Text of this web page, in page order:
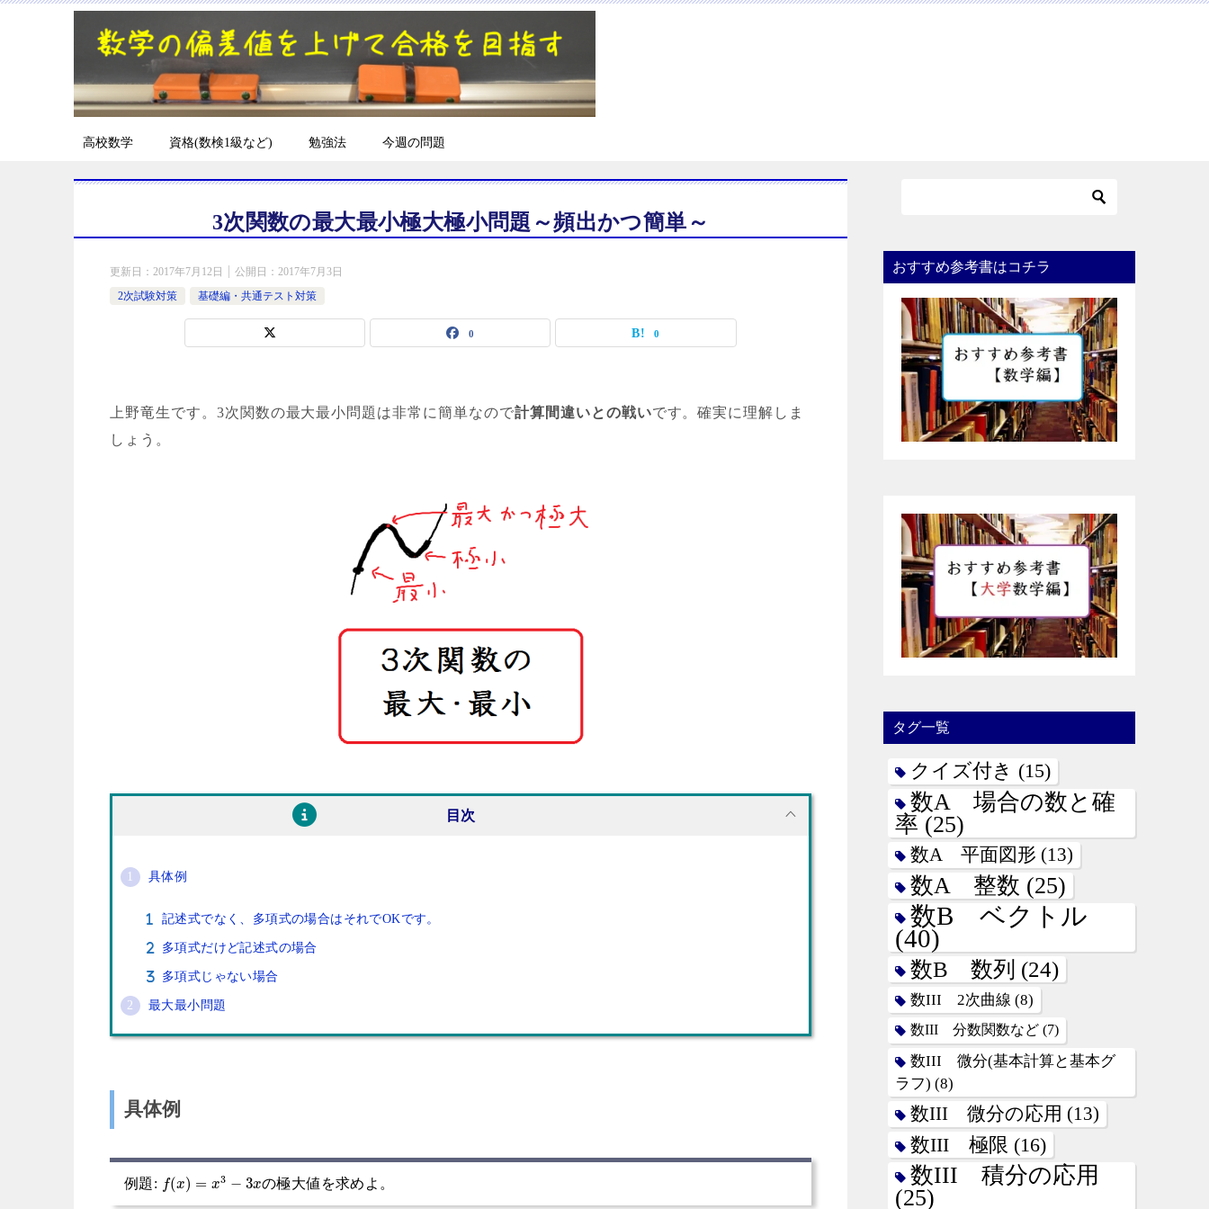
高校数学 資格(数検1級など) 勉強法 今週の問題
3次関数の最大最小極大極小問題～頻出かつ簡単～
更新日： 2017年7月12日 公開日： 2017年7月3日
2次試験対策
基礎編・共通テスト対策
0 0
上野竜生です。3次関数の最大最小問題は非常に簡単なので計算間違いとの戦いです。確実に理解しま
しょう。
目次
具体例
記述式でなく、多項式の場合はそれでOKです。
多項式だけど記述式の場合
多項式じゃない場合
最大最小問題
具体例
例題: f(x) = x3 − 3xの極大値を求めよ。
おすすめ参考書はコチラ
タグ一覧
クイズ付き (15)
数A 場合の数と確
率 (25)
数A 平面図形 (13)
数A 整数 (25)
数B ベクトル
(40)
数B 数列 (24)
数III 2次曲線 (8)
数III 分数関数など (7)
数III 微分(基本計算と基本グ
ラフ) (8)
数III 微分の応用 (13)
数III 極限 (16)
数III 積分の応用
(25)